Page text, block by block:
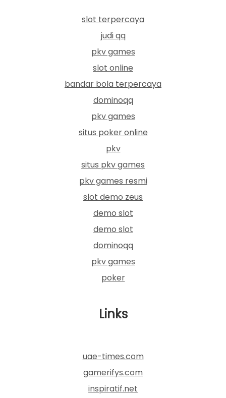
slot terpercaya
judi qq
pkv games
slot online
bandar bola terpercaya
dominoqq
pkv games
situs poker online
pkv
situs pkv games
pkv games resmi
slot demo zeus
demo slot
demo slot
dominoqq
pkv games
poker
Links
uae-times.com
gamerifys.com
inspiratif.net